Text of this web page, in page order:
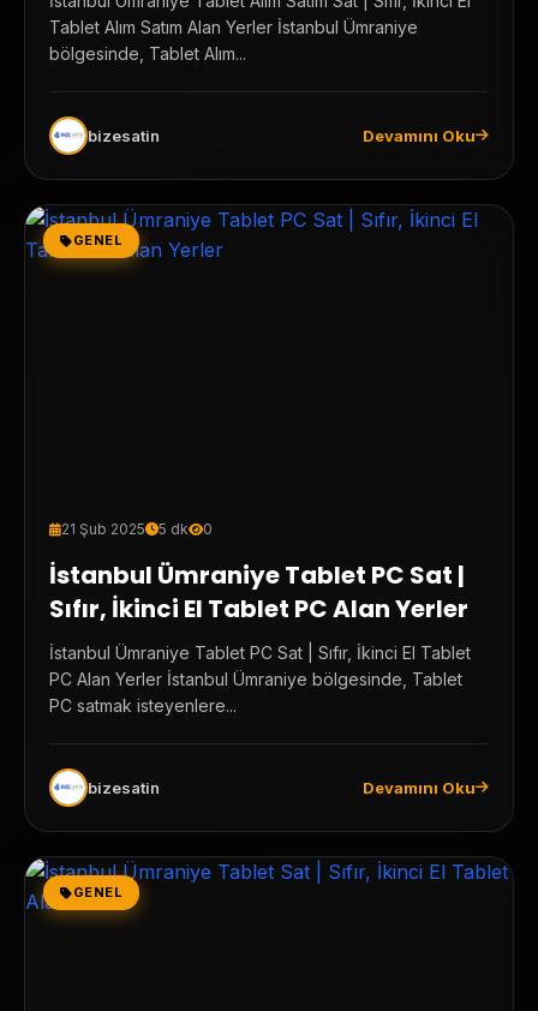
Tablet Alım Satım Alan Yerler İstanbul Ümraniye
bölgesinde, Tablet Alım...
bizesatin Devamını Oku
GENEL
21 Şub 2025 5 dk 0
İstanbul Ümraniye Tablet PC Sat |
Sıfır, İkinci El Tablet PC Alan Yerler
İstanbul Ümraniye Tablet PC Sat | Sıfır, İkinci El Tablet
PC Alan Yerler İstanbul Ümraniye bölgesinde, Tablet
PC satmak isteyenlere...
bizesatin Devamını Oku
GENEL